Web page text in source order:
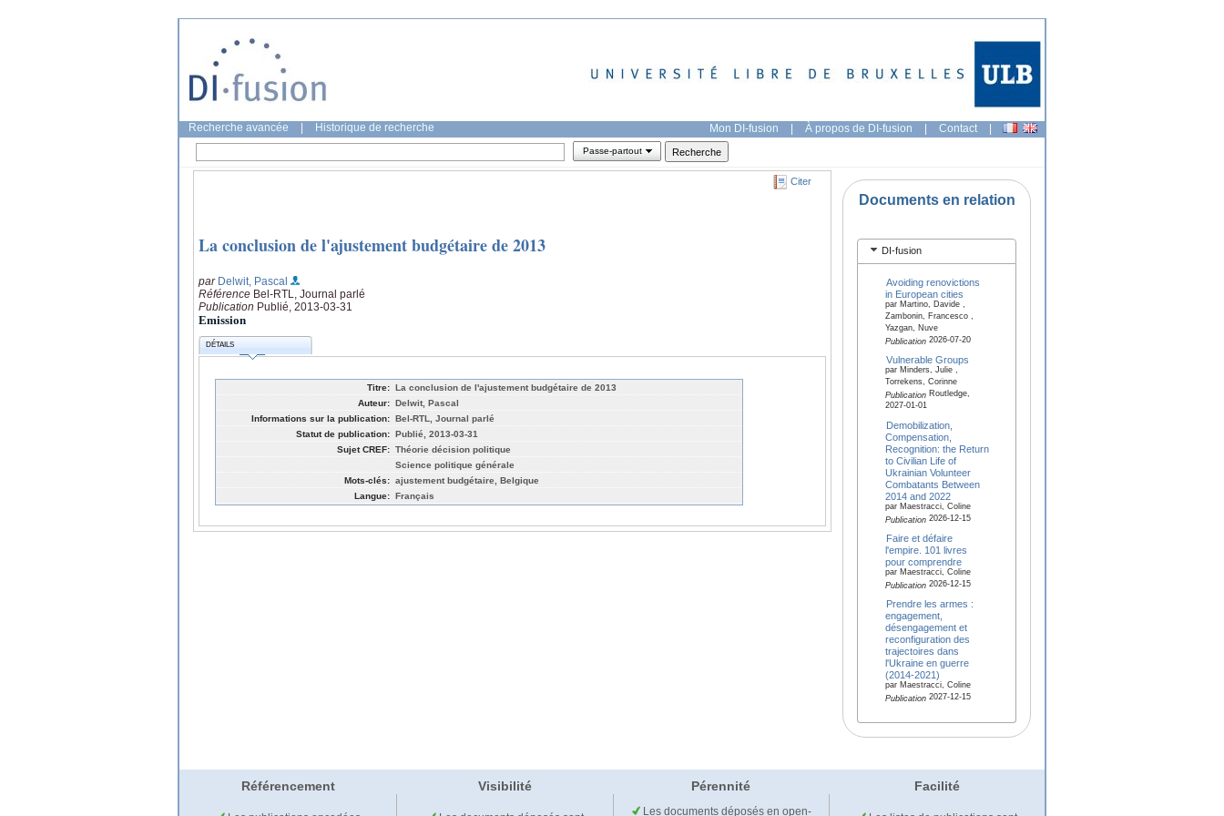
Recherche avancée Historique de recherche Mon DI-fusion | À propos de DI-fusion | Contact |
Passe-partout
Citer
La conclusion de l'ajustement budgétaire de 2013
par Delwit, Pascal
Référence Bel-RTL, Journal parlé
Publication Publié, 2013-03-31
Emission
DÉTAILS
Titre: La conclusion de l'ajustement budgétaire de 2013
Auteur: Delwit, Pascal
Informations sur la publication: Bel-RTL, Journal parlé
Statut de publication: Publié, 2013-03-31
Sujet CREF: Théorie décision politique
Science politique générale
Mots-clés: ajustement budgétaire, Belgique
Langue: Français
Documents en relation
DI-fusion
Avoiding renovictions
in European cities
par Martino, Davide ,
Zambonin, Francesco ,
Yazgan, Nuve
Publication2026-07-20
Vulnerable Groups
par Minders, Julie ,
Torrekens, Corinne
PublicationRoutledge,
2027-01-01
Demobilization,
Compensation,
Recognition: the Return
to Civilian Life of
Ukrainian Volunteer
Combatants Between
2014 and 2022
par Maestracci, Coline
Publication2026-12-15
Faire et défaire
l'empire. 101 livres
pour comprendre
par Maestracci, Coline
Publication2026-12-15
Prendre les armes :
engagement,
désengagement et
reconfiguration des
trajectoires dans
l'Ukraine en guerre
(2014-2021)
par Maestracci, Coline
Publication2027-12-15
Référencement Visibilité Pérennité Facilité
Les documents déposés en open-